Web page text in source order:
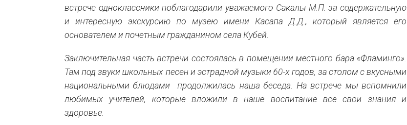
встрече одноклассники поблагодарили уважаемого Сакалы М.П. за содержательную
и интересную экскурсию по музею имени Касапа Д.Д., который является его
основателем и почетным гражданином села Кубей.
Заключительная часть встречи состоялась в помещении местного бара «Фламинго».
Там под звуки школьных песен и эстрадной музыки 60-х годов, за столом с вкусными
национальными блюдами продолжилась наша беседа. На встрече мы вспомнили
любимых учителей, которые вложили в наше воспитание все свои знания и
здоровье.